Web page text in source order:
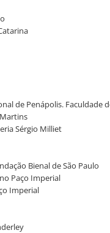
de Penápolis. Faculdade
Sérgio Milliet
Bienal de São Paulo
Paço Imperial
Imperial